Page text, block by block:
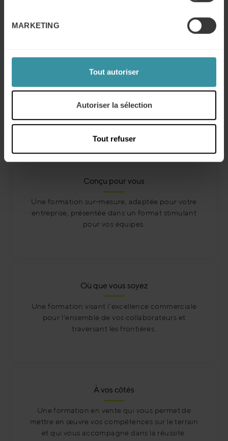
MARKETING
Tout autoriser
Autoriser la sélection
Tout refuser
Mercuri International est l'expert de l'excellence
commerciale, qui accompagne les entreprises dans plus de
soient effectivement mises en œuvre sur le terrain.
dont ils ont besoin pour se développer.
Conçu pour vous
Une formation sur-mesure, adaptée pour votre
entreprise, présentée dans un format stimulant
pour vos équipes.
Où que vous soyez
Une formation visant l'excellence commerciale
pour l'ensemble de vos collaborateurs et
traversant les frontières.
À vos côtés
Une formation en vente qui vous permet de
mettre en œuvre vos compétences sur le terrain
et qui vous accompagne dans la réussite.